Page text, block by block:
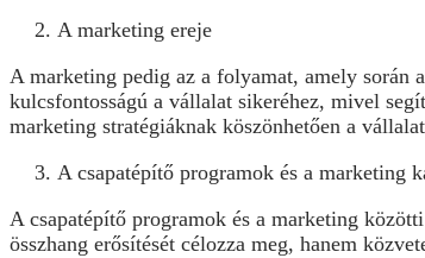
A marketing ereje
A marketing pedig az a folyamat, amely során
kulcsfontosságú a vállalat sikeréhez, mivel
marketing stratégiáknak köszönhetően a
A csapatépítő programok és a marketing
A csapatépítő programok és a marketing
összhang erősítését célozza meg, hanem